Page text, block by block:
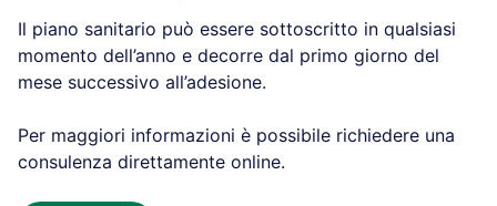
Il piano sanitario può essere sottoscritto in qualsiasi
momento dell’anno e decorre dal primo giorno del
mese successivo all’adesione.
Per maggiori informazioni è possibile richiedere una
consulenza direttamente online.